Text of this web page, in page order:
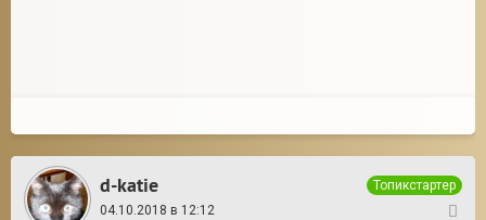
d-katie
Топикстартер
04.10.2018 в 12:12